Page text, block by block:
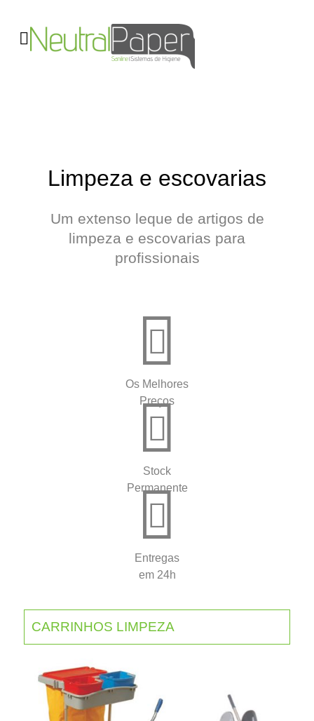
Limpeza e escovarias
Um extenso leque de artigos de
limpeza e escovarias para
profissionais
Os Melhores
Preços
Stock
Permanente
Entregas
em 24h
CARRINHOS LIMPEZA